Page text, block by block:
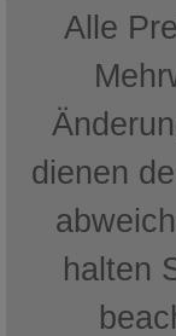
Alle
dienen
halten